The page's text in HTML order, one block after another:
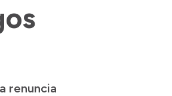
renuncia